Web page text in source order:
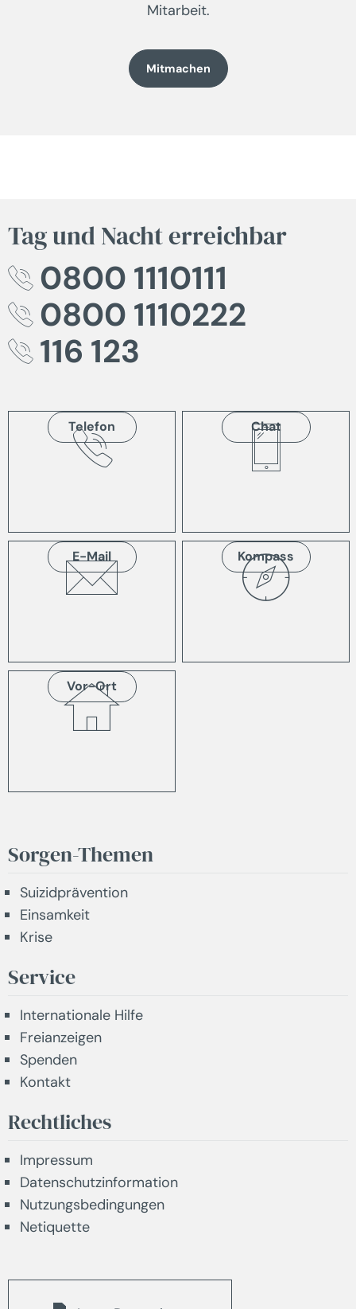
Mitarbeit.
Mitmachen
Tag und Nacht erreichbar
0800 1110111
0800 1110222
116 123
Telefon Chat
E-Mail Kompass
Vor-Ort
Sorgen-Themen
Suizidprävention
Einsamkeit
Krise
Service
Internationale Hilfe
Freianzeigen
Spenden
Kontakt
Rechtliches
Impressum
Datenschutzinformation
Nutzungsbedingungen
Netiquette